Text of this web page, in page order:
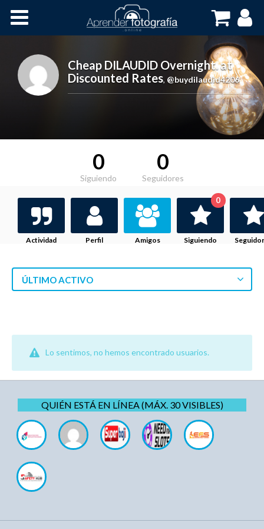
Cursos OnLine
Cheap DILAUDID Overnight. at
Discounted Rates, @buydilaudid4206
0
Siguiendo
0
Seguidores
Actividad Perfil Amigos Siguiendo
0
ÚLTIMO ACTIVO
Lo sentimos, no hemos encontrado usuarios.
QUIÉN ESTÁ EN LÍNEA (MÁX. 30 VISIBLES)